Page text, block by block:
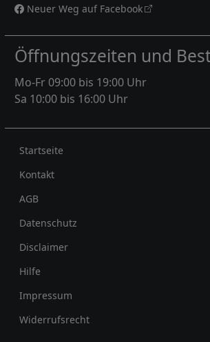
Neuer Weg auf Facebook
Öffnungszeiten und
Mo-Fr 09:00 bis 19:00 Uhr
Sa 10:00 bis 16:00 Uhr
Rechtliches
Startseite
Kontakt
AGB
Datenschutz
Disclaimer
Hilfe
Impressum
Widerrufsrecht